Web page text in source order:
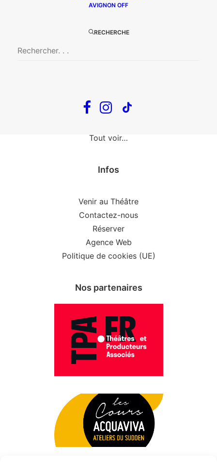
AVIGNON OFF
RECHERCHE
Le goût de la framboise
The Loop
Big Mother
Tout voir…
Infos
Venir au Théâtre
Contactez-nous
Réserver
Agence Web
Politique de cookies (UE)
Nos partenaires